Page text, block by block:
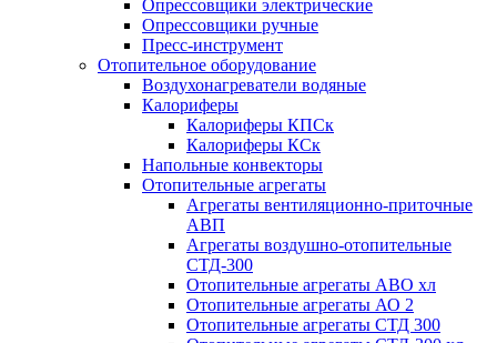
Опрессовщики электрические
Опрессовщики ручные
Пресс-инструмент
Отопительное оборудование
Воздухонагреватели водяные
Калориферы
Калориферы КПСк
Калориферы КСк
Напольные конвекторы
Отопительные агрегаты
Агрегаты вентиляционно-приточные
АВП
Агрегаты воздушно-отопительные
СТД-300
Отопительные агрегаты АВО хл
Отопительные агрегаты АО 2
Отопительные агрегаты СТД 300